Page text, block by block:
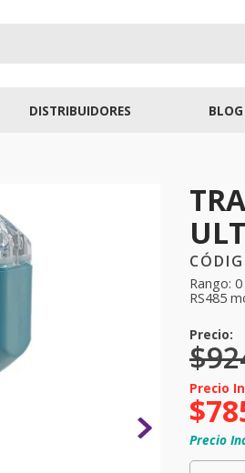
DISTRIBUIDORES BLOG
Rango:
RS485
$
$
Precio